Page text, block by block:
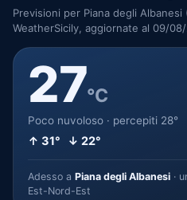
Previsioni per Piana degli
WeatherSicily, aggiornate al 09/
27°C
Poco nuvoloso · percepiti 28°
↑ 31° ↓ 22°
Adesso a Piana degli Albanesi ·
Est-Nord-Est